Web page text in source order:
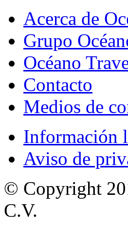
Acerca de
Grupo
Océano
Contacto
Medios de
Información
Aviso de
© Copyright
C.V.